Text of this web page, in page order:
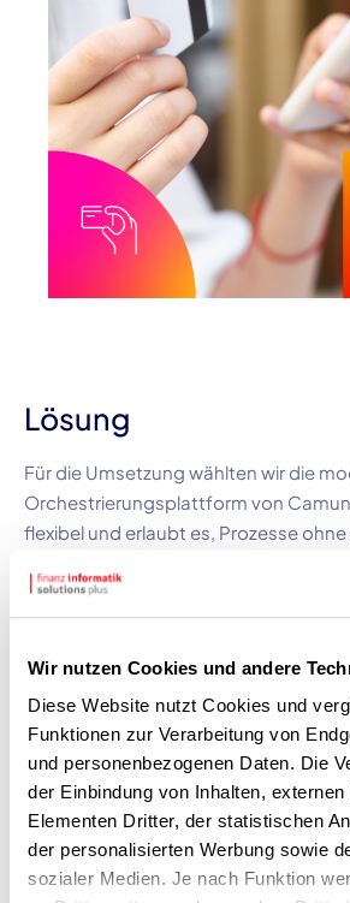
Wir nutzen Cookies und andere
Diese Website nutzt Cookies und
Funktionen zur Verarbeitung von
und personenbezogenen Daten. Die
der Einbindung von Inhalten,
Elementen Dritter, der statistischen
der personalisierten Werbung sowie
sozialer Medien. Je nach Funktion
Lösung
Für die Umsetzung wählten wir die
Orchestrierungsplattform von
flexibel und erlaubt es, Prozesse
Kompromisse abzubilden. Im Projekt
BPM-Altsystems
haben die Prozesse inCamunda
übernommen. Unser Kunde profitiert
Prozessen und einer verbesserten
Wartbarkeit.
VERBUNDUNTERNEHMEN IN DER